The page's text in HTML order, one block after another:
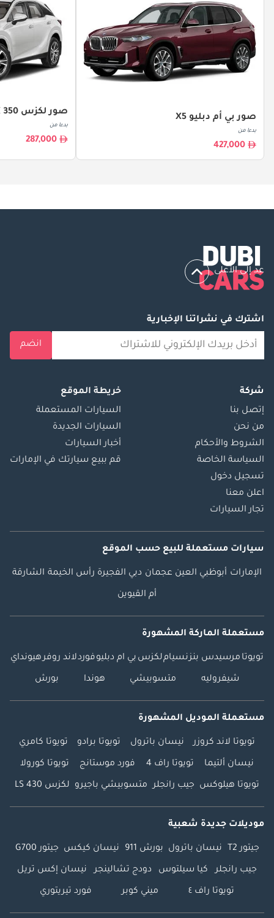
صور بي أم دبليو X5
بدءا من
427,000
صور لكزس RX 350
بدءا من
287,000
عد إلى الأعلى
اشترك في نشراتنا الإخبارية
انضم
شركة
إتصل بنا
من نحن
الشروط والأحكام
السياسة الخاصة
تسجيل دخول
اعلن معنا
تجار السيارات
خريطة الموقع
السيارات المستعملة
السيارات الجديدة
أخبار السيارات
قم ببيع سيارتك في الإمارات
سيارات مستعملة للبيع حسب الموقع
الإمارات أبوظبي العين عجمان دبي الفجيرة رأس الخيمة الشارقة
أم القيوين
مستعملة الماركة المشهورة
تويوتا مرسيدس بنزنسياملكزس بي ام دبليوفوردلاند روفرهيونداي
شيفروليه متسوبيشي هوندا بورش
مستعملة الموديل المشهورة
تويوتا لاند كروزر نيسان باترول تويوتا برادو تويوتا كامري
نيسان ألتيما تويوتا راف 4 فورد موستانج تويوتا كورولا
تويوتا هيلوكس جيب رانجلر متسوبيشي باجيرو لكزس LS 430
موديلات جديدة شعبية
جيتور T2 نيسان باترول بورش 911 نيسان كيكس جيتور G700
جيب رانجلر كيا سيلتوس دودج تشالينجر نيسان إكس تريل
تويوتا راف ٤ ميني كوبر فورد تيريتوري